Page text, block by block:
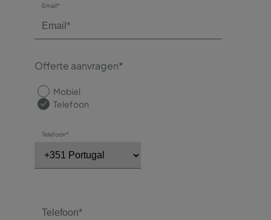
Email*
Offerte aanvragen*
Mobiel
Telefoon
Telefoon*